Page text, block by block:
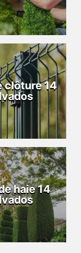
clôture 14
haie 14